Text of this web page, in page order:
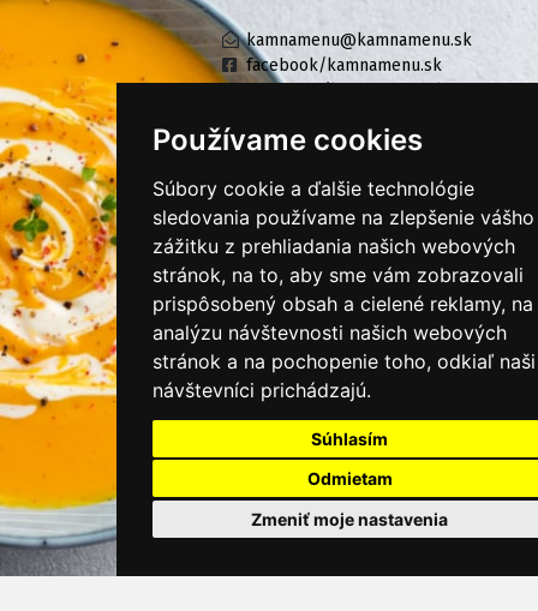
Používame cookies
Súbory cookie a ďalšie technológie
sledovania používame na zlepšenie vášho
zážitku z prehliadania našich webových
stránok, na to, aby sme vám zobrazovali
prispôsobený obsah a cielené reklamy, na
analýzu návštevnosti našich webových
stránok a na pochopenie toho, odkiaľ naši
návštevníci prichádzajú.
Súhlasím
Odmietam
Zmeniť moje nastavenia
kamnamenu@kamnamenu.sk
facebook/kamnamenu.sk
KONTAKTUJTE NÁS
PRIHLÁSIŤ SA DO ZÁKAZNÍCKEJ ZÓNY
Všeobecné obchodné podmienky
Ochrana osobných údajov
Cookies
Moje KamNaMenu
Pridať reštauráciu
Cenník balíkov